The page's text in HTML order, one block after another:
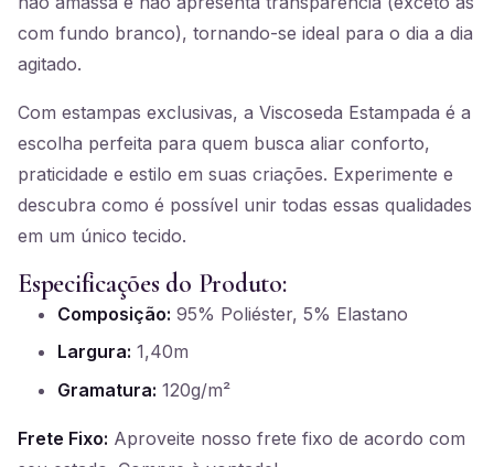
com fundo branco), tornando-se ideal para o dia a dia
agitado.
Com estampas exclusivas, a Viscoseda Estampada é a
escolha perfeita para quem busca aliar conforto,
praticidade e estilo em suas criações. Experimente e
descubra como é possível unir todas essas qualidades
em um único tecido.
Especificações do Produto:
Composição: 95% Poliéster, 5% Elastano
Largura: 1,40m
Gramatura: 120g/m²
Frete Fixo: Aproveite nosso frete fixo de acordo com